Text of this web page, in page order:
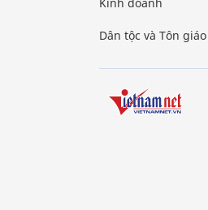
Dân tộc và Tôn giáo